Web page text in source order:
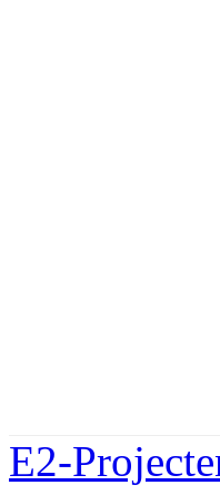
E2-